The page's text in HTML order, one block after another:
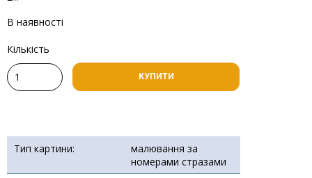
В наявності
Кількість
КУПИТИ
Тип картини:
малювання за
номерами стразами